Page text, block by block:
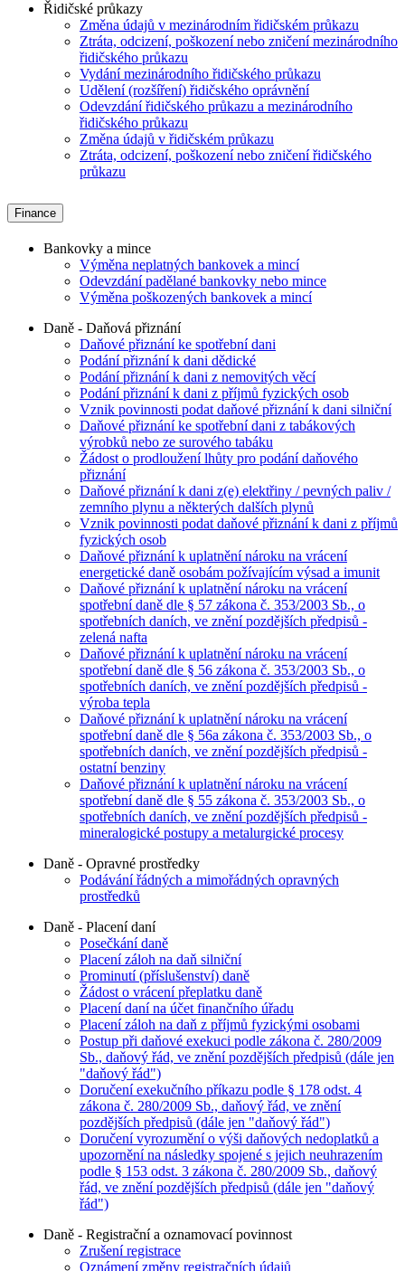
Řidičské průkazy
Změna údajů v mezinárodním řidičském průkazu
Ztráta, odcizení, poškození nebo zničení mezinárodního
řidičského průkazu
Vydání mezinárodního řidičského průkazu
Udělení (rozšíření) řidičského oprávnění
Odevzdání řidičského průkazu a mezinárodního
řidičského průkazu
Změna údajů v řidičském průkazu
Ztráta, odcizení, poškození nebo zničení řidičského
průkazu
Finance
Bankovky a mince
Výměna neplatných bankovek a mincí
Odevzdání padělané bankovky nebo mince
Výměna poškozených bankovek a mincí
Daně - Daňová přiznání
Daňové přiznání ke spotřební dani
Podání přiznání k dani dědické
Podání přiznání k dani z nemovitých věcí
Podání přiznání k dani z příjmů fyzických osob
Vznik povinnosti podat daňové přiznání k dani silniční
Daňové přiznání ke spotřební dani z tabákových
výrobků nebo ze surového tabáku
Žádost o prodloužení lhůty pro podání daňového
přiznání
Daňové přiznání k dani z(e) elektřiny / pevných paliv /
zemního plynu a některých dalších plynů
Vznik povinnosti podat daňové přiznání k dani z příjmů
fyzických osob
Daňové přiznání k uplatnění nároku na vrácení
energetické daně osobám požívajícím výsad a imunit
Daňové přiznání k uplatnění nároku na vrácení
spotřební daně dle § 57 zákona č. 353/2003 Sb., o
spotřebních daních, ve znění pozdějších předpisů -
zelená nafta
Daňové přiznání k uplatnění nároku na vrácení
spotřební daně dle § 56 zákona č. 353/2003 Sb., o
spotřebních daních, ve znění pozdějších předpisů -
výroba tepla
Daňové přiznání k uplatnění nároku na vrácení
spotřební daně dle § 56a zákona č. 353/2003 Sb., o
spotřebních daních, ve znění pozdějších předpisů -
ostatní benziny
Daňové přiznání k uplatnění nároku na vrácení
spotřební daně dle § 55 zákona č. 353/2003 Sb., o
spotřebních daních, ve znění pozdějších předpisů -
mineralogické postupy a metalurgické procesy
Daně - Opravné prostředky
Podávání řádných a mimořádných opravných
prostředků
Daně - Placení daní
Posečkání daně
Placení záloh na daň silniční
Prominutí (příslušenství) daně
Žádost o vrácení přeplatku daně
Placení daní na účet finančního úřadu
Placení záloh na daň z příjmů fyzickými osobami
Postup při daňové exekuci podle zákona č. 280/2009
Sb., daňový řád, ve znění pozdějších předpisů (dále jen
"daňový řád")
Doručení exekučního příkazu podle § 178 odst. 4
zákona č. 280/2009 Sb., daňový řád, ve znění
pozdějších předpisů (dále jen "daňový řád")
Doručení vyrozumění o výši daňových nedoplatků a
upozornění na následky spojené s jejich neuhrazením
podle § 153 odst. 3 zákona č. 280/2009 Sb., daňový
řád, ve znění pozdějších předpisů (dále jen "daňový
řád")
Daně - Registrační a oznamovací povinnost
Zrušení registrace
Oznámení změny registračních údajů